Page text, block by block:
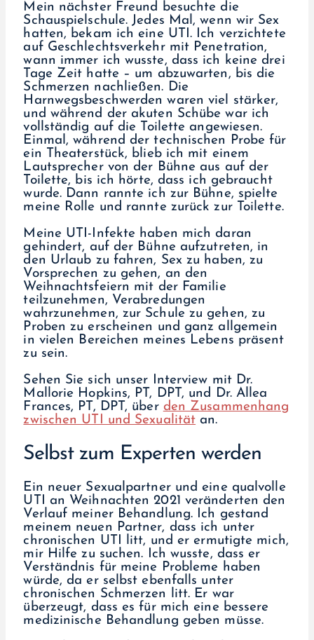
Mein nächster Freund besuchte die
Schauspielschule. Jedes Mal, wenn wir Sex
hatten, bekam ich eine UTI. Ich verzichtete
auf Geschlechtsverkehr mit Penetration,
wann immer ich wusste, dass ich keine drei
Tage Zeit hatte – um abzuwarten, bis die
Schmerzen nachließen. Die
Harnwegsbeschwerden waren viel stärker,
und während der akuten Schübe war ich
vollständig auf die Toilette angewiesen.
Einmal, während der technischen Probe für
ein Theaterstück, blieb ich mit einem
Lautsprecher von der Bühne aus auf der
Toilette, bis ich hörte, dass ich gebraucht
wurde. Dann rannte ich zur Bühne, spielte
meine Rolle und rannte zurück zur Toilette.
Meine UTI-Infekte haben mich daran
gehindert, auf der Bühne aufzutreten, in
den Urlaub zu fahren, Sex zu haben, zu
Vorsprechen zu gehen, an den
Weihnachtsfeiern mit der Familie
teilzunehmen, Verabredungen
wahrzunehmen, zur Schule zu gehen, zu
Proben zu erscheinen und ganz allgemein
in vielen Bereichen meines Lebens präsent
zu sein.
Sehen Sie sich unser Interview mit Dr.
Mallorie Hopkins, PT, DPT, und Dr. Allea
Frances, PT, DPT, über den Zusammenhang
zwischen UTI und Sexualität an.
Selbst zum Experten werden
Ein neuer Sexualpartner und eine qualvolle
UTI an Weihnachten 2021 veränderten den
Verlauf meiner Behandlung. Ich gestand
meinem neuen Partner, dass ich unter
chronischen UTI litt, und er ermutigte mich,
mir Hilfe zu suchen. Ich wusste, dass er
Verständnis für meine Probleme haben
würde, da er selbst ebenfalls unter
chronischen Schmerzen litt. Er war
überzeugt, dass es für mich eine bessere
medizinische Behandlung geben müsse.